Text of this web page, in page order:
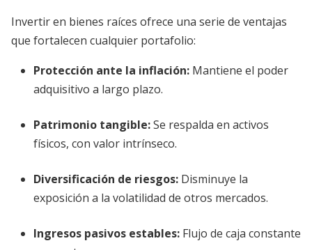
Invertir en bienes raíces ofrece una serie de ventajas
que fortalecen cualquier portafolio:
Protección ante la inflación: Mantiene el poder
adquisitivo a largo plazo.
Patrimonio tangible:Se respalda en activos
físicos, con valor intrínseco.
Diversificación de riesgos: Disminuye la
exposición a la volatilidad de otros mercados.
Ingresos pasivos estables: Flujo de caja constante